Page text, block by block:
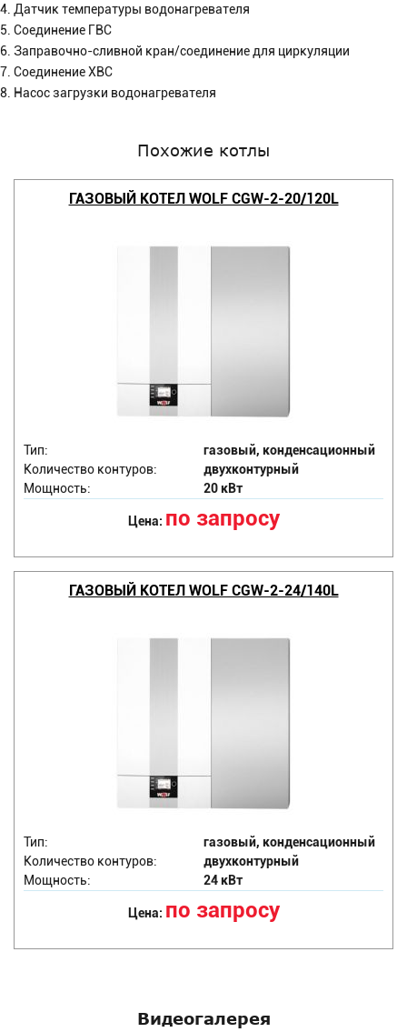
Датчик температуры водонагревателя
Соединение ГВС
Заправочно-сливной кран/соединение для циркуляции
Соединение ХВС
Насос загрузки водонагревателя
Похожие котлы
ГАЗОВЫЙ КОТЕЛ WOLF CGW-2-20/120L
Тип:
газовый, конденсационный
Количество контуров:
двухконтурный
Мощность:
20 кВт
Цена: по запросу
ГАЗОВЫЙ КОТЕЛ WOLF CGW-2-24/140L
Тип:
газовый, конденсационный
Количество контуров:
двухконтурный
Мощность:
24 кВт
Цена: по запросу
Видеогалерея